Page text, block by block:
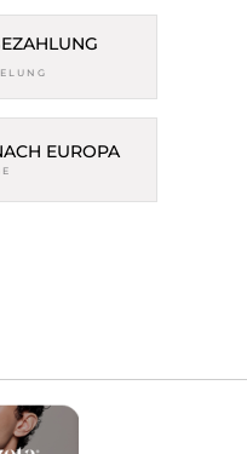
EUROPA